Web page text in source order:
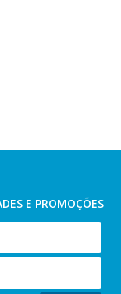
E PROMOÇÕES